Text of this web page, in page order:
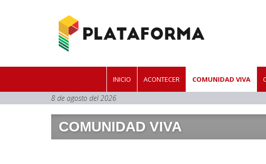
INICIO ACONTECER COMUNIDAD VIVA
8 de agosto del 2026
COMUNIDAD VIVA